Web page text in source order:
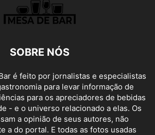
SOBRE NÓS
é feito por jornalistas e especialistas
para levar informação de
para os apreciadores de bebidas
- e o universo relacionado a elas. Os
a opinião de seus autores, não
a do portal. E todas as fotos usadas